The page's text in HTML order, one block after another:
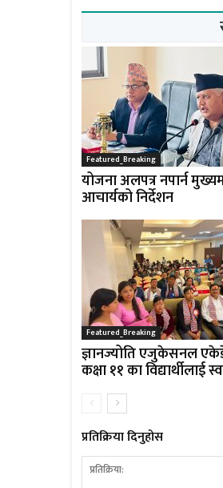
Featured_Breaking
योजना अलपत्र नपार्न
आचार्यको निर्देशन
Featured_Breaking
ज्ञानज्योति एजुकेसनल
कक्षा ११ का विद्यार्थीलाई
प्रतिक्रिया दिनुहोस